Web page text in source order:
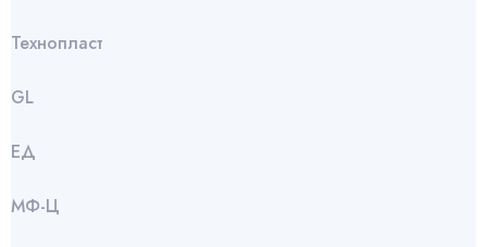
Технопласт
GL
ЕД
МФ-Ц